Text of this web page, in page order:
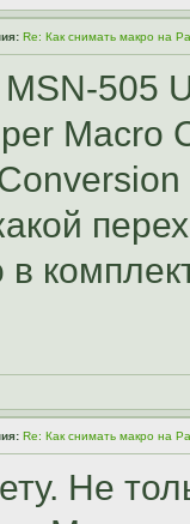
Re: Как снимать макро на
505
Macro
в
Re: Как снимать макро на
Не